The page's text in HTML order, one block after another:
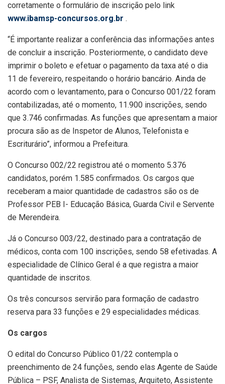
corretamente o formulário de inscrição pelo link
www.ibamsp-concursos.org.br .
“É importante realizar a conferência das informações antes
de concluir a inscrição. Posteriormente, o candidato deve
imprimir o boleto e efetuar o pagamento da taxa até o dia
11 de fevereiro, respeitando o horário bancário. Ainda de
acordo com o levantamento, para o Concurso 001/22 foram
contabilizadas, até o momento, 11.900 inscrições, sendo
que 3.746 confirmadas. As funções que apresentam a maior
procura são as de Inspetor de Alunos, Telefonista e
Escriturário”, informou a Prefeitura.
O Concurso 002/22 registrou até o momento 5.376
candidatos, porém 1.585 confirmados. Os cargos que
receberam a maior quantidade de cadastros são os de
Professor PEB I- Educação Básica, Guarda Civil e Servente
de Merendeira.
Já o Concurso 003/22, destinado para a contratação de
médicos, conta com 100 inscrições, sendo 58 efetivadas. A
especialidade de Clínico Geral é a que registra a maior
quantidade de inscritos.
Os três concursos servirão para formação de cadastro
reserva para 33 funções e 29 especialidades médicas.
Os cargos
O edital do Concurso Público 01/22 contempla o
preenchimento de 24 funções, sendo elas Agente de Saúde
Pública – PSF, Analista de Sistemas, Arquiteto, Assistente